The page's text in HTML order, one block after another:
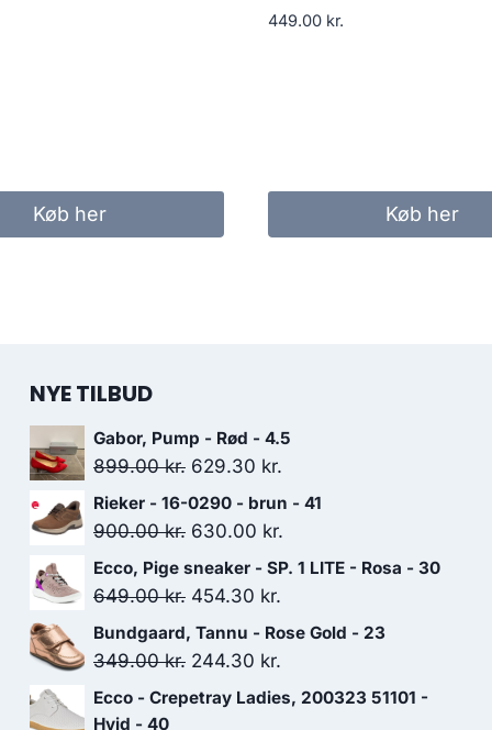
Køb her
449.00 kr.
Køb her
NYE TILBUD
Gabor, Pump - Rød - 4.5
899.00kr. Den
oprindelige
pris
899.00 kr..
629.30 kr.
aktuelle
Rieker - 16-0290 - brun - 41
900.00kr. Den
oprindelige
pris
900.00 kr..
630.00 kr.
aktuelle
Ecco, Pige sneaker - SP. 1 LITE - Rosa - 30
649.00kr. Den
oprindelige
pris
649.00 kr..
454.30 kr.
aktuelle
454.30 kr..
Bundgaard, Tannu - Rose Gold - 23
349.00kr. Den
oprindelige
244.30 kr.
aktuelle
Ecco - Crepetray Ladies, 200323 51101 -
Hvid - 40